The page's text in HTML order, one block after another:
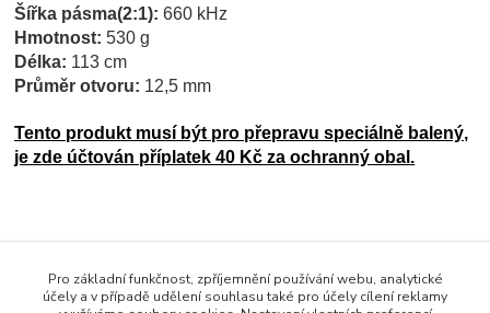
Šířka pásma(2:1): 660 kHz
Hmotnost: 530 g
Délka: 113 cm
Průměr otvoru: 12,5 mm
Tento produkt musí být pro přepravu speciálně balený,
je zde účtován příplatek 40 Kč za ochranný obal.
Zboží zařazeno v kategoriích
Pro základní funkčnost, zpříjemnění používání webu, analytické
účely a v případě udělení souhlasu také pro účely cílení reklamy